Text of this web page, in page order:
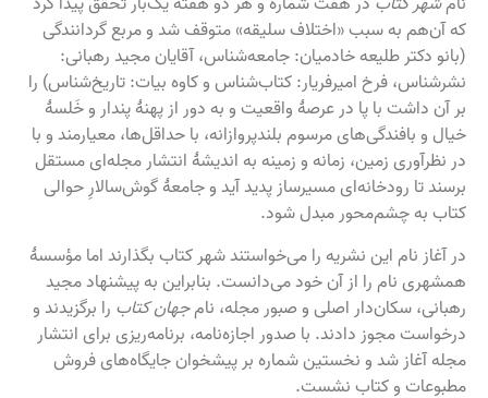
که آن‌هم به سبب «اختلاف سلیقه» متوقف شد و مربع گردانندگی
(بانو دکتر طلیعه خادمیان: جامعه‌شناس، آقایان مجید رهبانی:
نشرشناس، فرخ امیرفریار: کتاب‌شناس و کاوه بیات: تاریخ‌شناس) را
بر آن داشت با پا در عرصهٔ واقعیت و به دور از پهنهٔ پندار و خَلسهٔ
خیال و بافندگی‌های مرسوم بلندپروازانه، با حداقل‌ها، معیارمند و با
در نظرآوری زمین، زمانه و زمینه به اندیشهٔ انتشار مجله‌ای مستقل
برسند تا رودخانه‌ای مسیرساز پدید آید و جامعهٔ گوش‌سالارِ حوالی
کتاب به چشم‌محور مبدل شود.
در آغاز نام این نشریه را می‌خواستند شهر کتاب بگذارند اما مؤسسهٔ
همشهری نام را از آن خود می‌دانست. بنابراین به پیشنهاد مجید
رهبانی، سکان‌دار اصلی و صبور مجله، نامجهان کتاب را برگزیدند و
درخواست مجوز دادند. با صدور اجازه‌نامه، برنامه‌ریزی برای انتشار
مجله آغاز شد و نخستین شماره بر پیشخوان جایگاه‌های فروش
مطبوعات و کتاب نشست.